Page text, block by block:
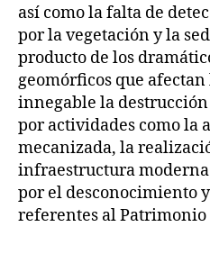
así como la falta de
por la vegetación y la
producto de los
geomórficos que
innegable la
por actividades como la
mecanizada, la
infraestructura moderna
por el desconocimiento
referentes al